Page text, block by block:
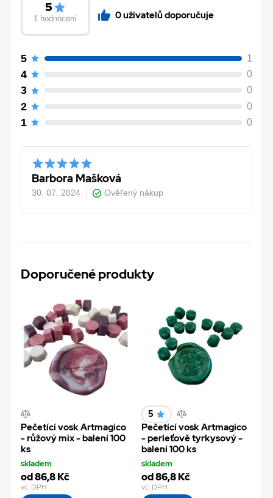
5
1 hodnocení 0 uživatelů doporučuje
5 1
4 0
3 0
2 0
1 0
Barbora Mašková
30. 07. 2024 Ověřený nákup
Doporučené produkty
Pečetící vosk Artmagico
- růžový mix - balení 100
ks
skladem
od 86,8 Kč
vč. DPH
5
Pečetící vosk Artmagico
- perleťově tyrkysový -
balení 100 ks
skladem
od 86,8 Kč
vč. DPH